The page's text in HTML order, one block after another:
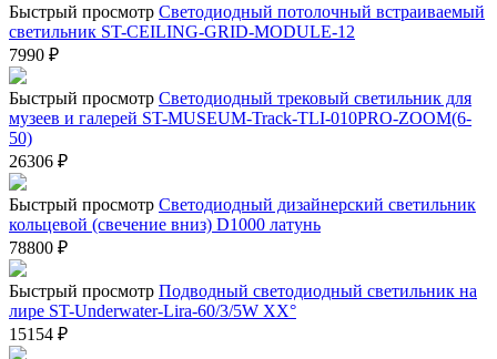
Быстрый просмотр Светодиодный потолочный встраиваемый
светильник ST-CEILING-GRID-MODULE-12
7990 ₽
Быстрый просмотр Светодиодный трековый светильник для
музеев и галерей ST-MUSEUM-Track-TLI-010PRO-ZOOM(6-
50)
26306 ₽
Быстрый просмотр Светодиодный дизайнерский светильник
кольцевой (свечение вниз) D1000 латунь
78800 ₽
Быстрый просмотр Подводный светодиодный светильник на
лире ST-Underwater-Lira-60/3/5W XX°
15154 ₽